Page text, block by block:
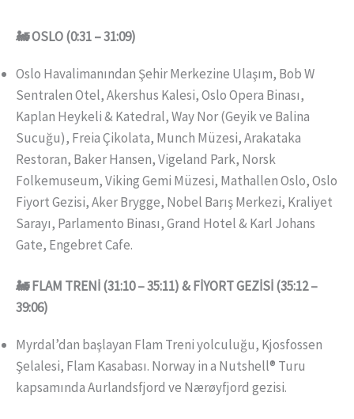
🚂 OSLO (0:31 – 31:09)
Oslo Havalimanından Şehir Merkezine Ulaşım, Bob W
Sentralen Otel, Akershus Kalesi, Oslo Opera Binası,
Kaplan Heykeli & Katedral, Way Nor (Geyik ve Balina
Sucuğu), Freia Çikolata, Munch Müzesi, Arakataka
Restoran, Baker Hansen, Vigeland Park, Norsk
Folkemuseum, Viking Gemi Müzesi, Mathallen Oslo, Oslo
Fiyort Gezisi, Aker Brygge, Nobel Barış Merkezi, Kraliyet
Sarayı, Parlamento Binası, Grand Hotel & Karl Johans
Gate, Engebret Cafe.
🚂 FLAM TRENİ (31:10 – 35:11) & FİYORT GEZİSİ (35:12 –
39:06)
Myrdal’dan başlayan Flam Treni yolculuğu, Kjosfossen
Şelalesi, Flam Kasabası. Norway in a Nutshell® Turu
kapsamında Aurlandsfjord ve Nærøyfjord gezisi.